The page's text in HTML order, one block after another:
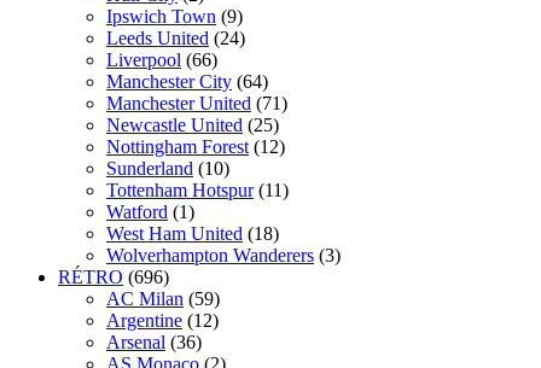
Ipswich Town (9)
Leeds United (24)
Liverpool (66)
Manchester City (64)
Manchester United (71)
Newcastle United (25)
Nottingham Forest (12)
Sunderland (10)
Tottenham Hotspur (11)
Watford (1)
West Ham United (18)
Wolverhampton Wanderers (3)
RÉTRO (696)
AC Milan (59)
Argentine (12)
Arsenal (36)